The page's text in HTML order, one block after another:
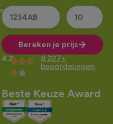
Bereken je prijs
Alternative:
4.2
8.227+
beoordelingen
Beste Keuze Award